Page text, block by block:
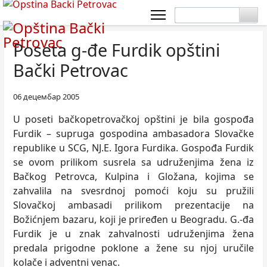
Poseta g-đe Furdik opštini
Bački Petrovac
06 децембар 2005
U poseti bačkopetrovačkoj opštini je bila gospođa
Furdik – supruga gospodina ambasadora Slovačke
republike u SCG, NJ.E. Igora Furdika. Gospođa Furdik
se ovom prilikom susrela sa udruženjima žena iz
Bačkog Petrovca, Kulpina i Gložana, kojima se
zahvalila na svesrdnoj pomoći koju su pružili
Slovačkoj ambasadi prilikom prezentacije na
Božićnjem bazaru, koji je priređen u Beogradu. G.-đa
Furdik je u znak zahvalnosti udruženjima žena
predala prigodne poklone a žene su njoj uručile
kolače i adventni venac.